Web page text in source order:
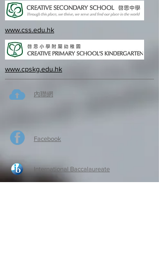
www.css.edu.hk
www.cpskg.edu.hk
內聯網
Facebook
International Baccalaureate